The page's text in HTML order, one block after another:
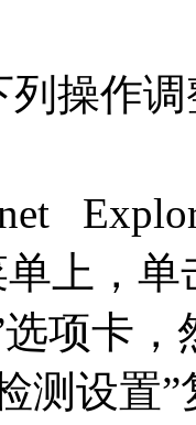
操作
上，
项卡
测设置